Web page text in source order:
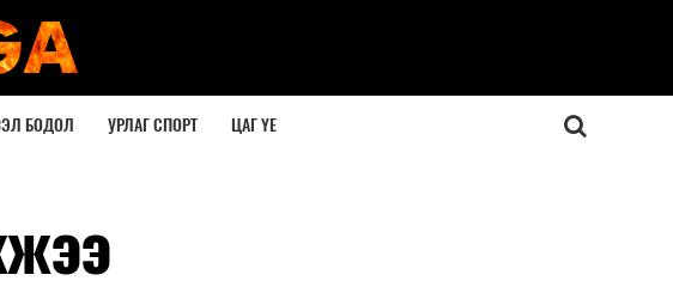
БОДОЛ УРЛАГ СПОРТ ЦАГ ҮЕ